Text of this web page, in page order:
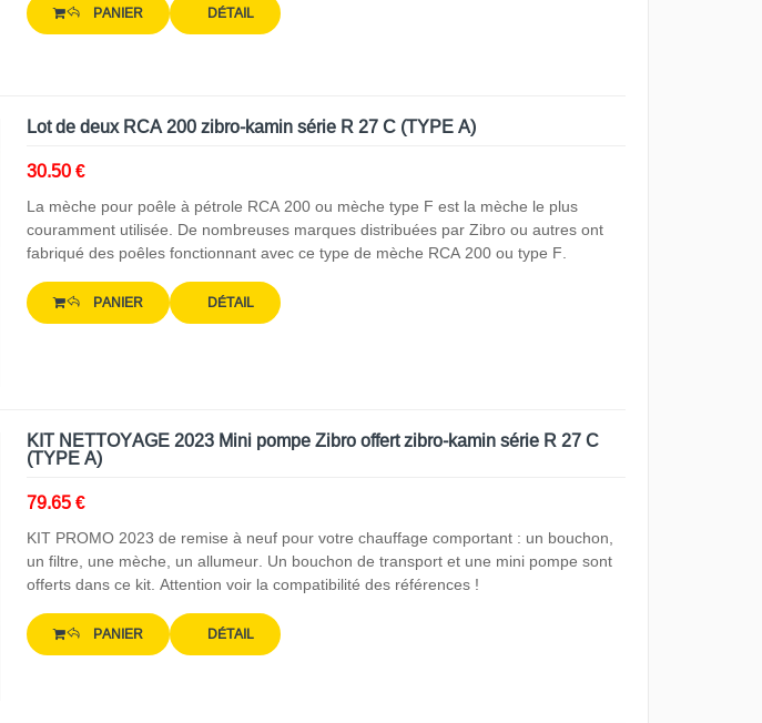
PANIER DÉTAIL
Lot de deux RCA 200 zibro-kamin série R 27 C (TYPE A)
30.50 €
La mèche pour poêle à pétrole RCA 200 ou mèche type F est la mèche le plus
couramment utilisée. De nombreuses marques distribuées par Zibro ou autres ont
fabriqué des poêles fonctionnant avec ce type de mèche RCA 200 ou type F.
PANIER DÉTAIL
KIT NETTOYAGE 2023 Mini pompe Zibro offert zibro-kamin série R 27 C
(TYPE A)
79.65 €
KIT PROMO 2023 de remise à neuf pour votre chauffage comportant : un bouchon,
un filtre, une mèche, un allumeur. Un bouchon de transport et une mini pompe sont
offerts dans ce kit. Attention voir la compatibilité des références !
PANIER DÉTAIL